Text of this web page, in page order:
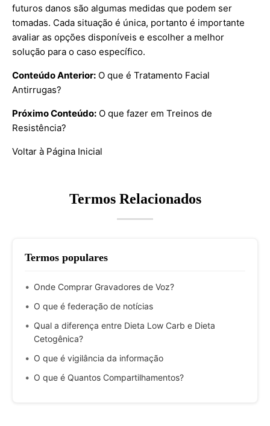
futuros danos são algumas medidas que podem ser
tomadas. Cada situação é única, portanto é importante
avaliar as opções disponíveis e escolher a melhor
solução para o caso específico.
Conteúdo Anterior: O que é Tratamento Facial
Antirrugas?
Próximo Conteúdo: O que fazer em Treinos de
Resistência?
Voltar à Página Inicial
Termos Relacionados
Termos populares
Onde Comprar Gravadores de Voz?
O que é federação de notícias
Qual a diferença entre Dieta Low Carb e Dieta
Cetogênica?
O que é vigilância da informação
O que é Quantos Compartilhamentos?